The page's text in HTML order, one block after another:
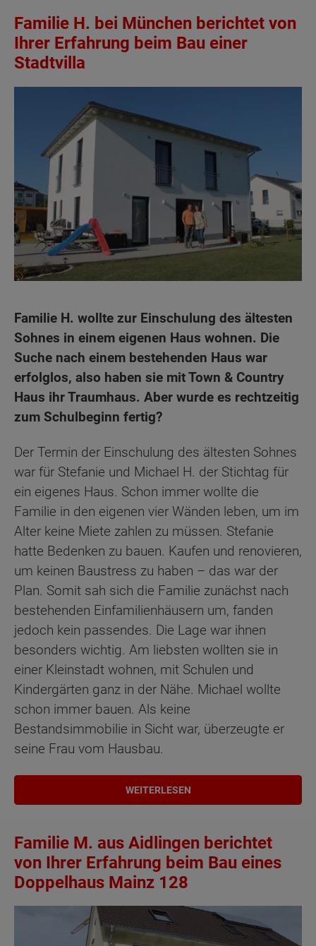
Familie H. bei München berichtet von
Ihrer Erfahrung beim Bau einer
Stadtvilla
Familie H. wollte zur Einschulung des ältesten
Sohnes in einem eigenen Haus wohnen. Die
Suche nach einem bestehenden Haus war
erfolglos, also haben sie mit Town & Country
Haus ihr Traumhaus. Aber wurde es rechtzeitig
zum Schulbeginn fertig?
Der Termin der Einschulung des ältesten Sohnes
war für Stefanie und Michael H. der Stichtag für
ein eigenes Haus. Schon immer wollte die
Familie in den eigenen vier Wänden leben, um im
Alter keine Miete zahlen zu müssen. Stefanie
hatte Bedenken zu bauen. Kaufen und renovieren,
um keinen Baustress zu haben – das war der
Plan. Somit sah sich die Familie zunächst nach
bestehenden Einfamilienhäusern um, fanden
jedoch kein passendes. Die Lage war ihnen
besonders wichtig. Am liebsten wollten sie in
einer Kleinstadt wohnen, mit Schulen und
Kindergärten ganz in der Nähe. Michael wollte
schon immer bauen. Als keine
Bestandsimmobilie in Sicht war, überzeugte er
seine Frau vom Hausbau.
WEITERLESEN
Familie M. aus Aidlingen berichtet
von Ihrer Erfahrung beim Bau eines
Doppelhaus Mainz 128